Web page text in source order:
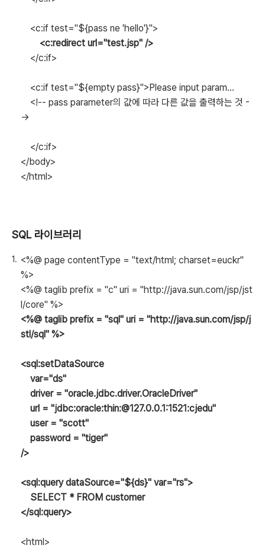
<c:if test="${pass ne 'hello'}">
<c:redirect url="test.jsp" />
</c:if>
<c:if test="${empty pass}">Please input param...
<!-- pass parameter의 값에 따라 다른 값을 출력하는 것 -
->
</c:if>
</body>
</html>
SQL 라이브러리
<%@ page contentType = "text/html; charset=euckr"
%>
<%@ taglib prefix = "c" uri = "http://java.sun.com/jsp/jst
l/core" %>
<%@ taglib prefix = "sql" uri = "http://java.sun.com/jsp/j
stl/sql" %>
<sql:setDataSource
var="ds"
driver = "oracle.jdbc.driver.OracleDriver"
url = "jdbc:oracle:thin:@127.0.0.1:1521:cjedu"
user = "scott"
password = "tiger"
/>
<sql:query dataSource="${ds}" var="rs">
SELECT * FROM customer
</sql:query>
<html>